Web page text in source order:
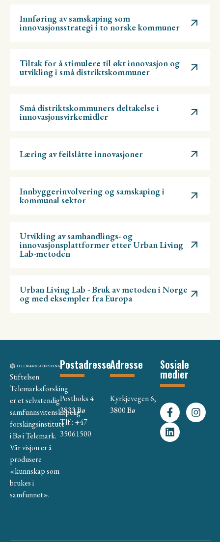
Innføring av samskaping som
innovasjonsstrategi i to norske kommuner
Tiltak for å stimulere til økt innovasjon og
utvikling i små distriktskommuner
Små distriktskommuners deltakelse i
innovasjonsvirkemidler
Læring av feilslåtte innovasjoner
Innbyggerinvolvering og samskaping i
kommunal sektor
Utvikling av samhandlings- og
innovasjonsplattformer etter Urban Living
Lab-metoden
Urban Living Lab - Bruk av metoden i Norge
og med eksempler fra Europa
Stiftelsen
Telemarksforsking
er et selvstendig
samfunnsvitenskapelig
forskingsinstitutt
i Bø i Telemark.
Vår visjon er å
produsere
«kunnskap som
brukes i
samfunnet».
Postadresse
Postboks 4
3833 Bø
Tlf.: +47
35061500
Adresse
Kyrkjevegen 6,
3800 Bø
Sosiale
medier